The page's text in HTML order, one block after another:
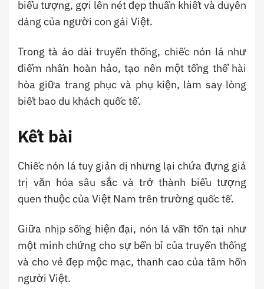
biểu tượng, gợi lên nét đẹp thuần khiết và duyên
dáng của người con gái Việt.
Trong tà áo dài truyền thống, chiếc nón lá như
điểm nhấn hoàn hảo, tạo nên một tổng thể hài
hòa giữa trang phục và phụ kiện, làm say lòng
biết bao du khách quốc tế.
Kết bài
Chiếc nón lá tuy giản dị nhưng lại chứa đựng giá
trị văn hóa sâu sắc và trở thành biểu tượng
quen thuộc của Việt Nam trên trường quốc tế.
Giữa nhịp sống hiện đại, nón lá vẫn tồn tại như
một minh chứng cho sự bền bỉ của truyền thống
và cho vẻ đẹp mộc mạc, thanh cao của tâm hồn
người Việt.